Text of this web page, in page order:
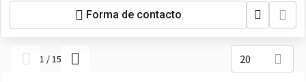
Forma de contacto
1 /15 20